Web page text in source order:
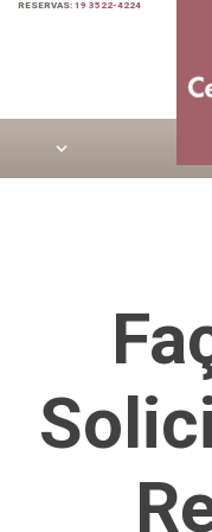
RESERVAS: 19 3522-4224